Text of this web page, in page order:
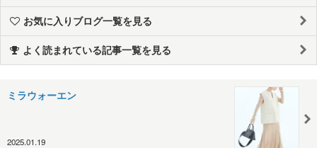
お気に入りブログ一覧を見る
よく読まれている記事一覧を見る
ミラウォーエン
2025.01.19